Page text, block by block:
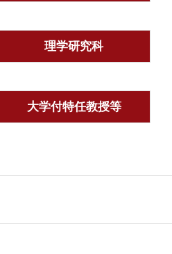
理学研究科
大学付特任教授等